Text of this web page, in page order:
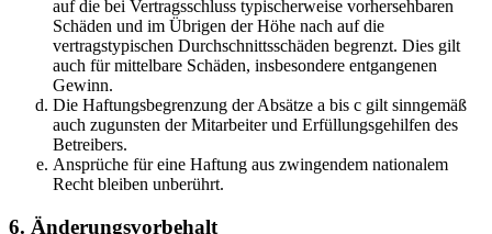
auf die bei Vertragsschluss typischerweise vorhersehbaren
Schäden und im Übrigen der Höhe nach auf die
vertragstypischen Durchschnittsschäden begrenzt. Dies gilt
auch für mittelbare Schäden, insbesondere entgangenen
Gewinn.
Die Haftungsbegrenzung der Absätze a bis c gilt sinngemäß
auch zugunsten der Mitarbeiter und Erfüllungsgehilfen des
Betreibers.
Ansprüche für eine Haftung aus zwingendem nationalem
Recht bleiben unberührt.
6. Änderungsvorbehalt